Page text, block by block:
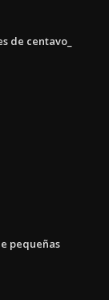
de centavo_
pequeñas